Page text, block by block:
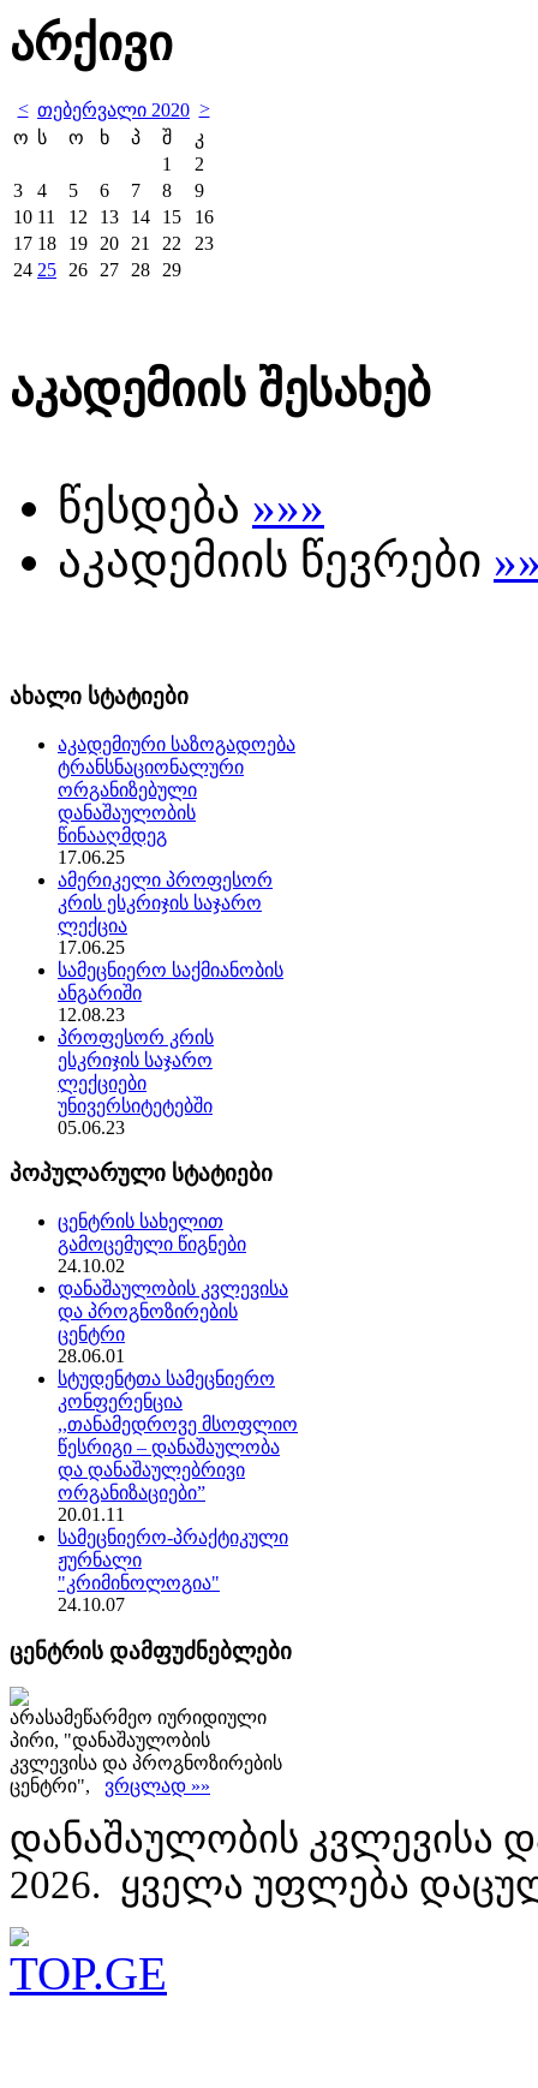
არქივი
< თებერვალი 2020 >
ო ს ო ხ პ შ
კ
1
2
3
4 5 6 7 8
9
10 11 12 13 14 15
16
17 18 19 20 21 22
23
24 25 26 27 28 29
აკადემიის შესახებ
წესდება »»»
აკადემიის წევრები
ახალი სტატიები
აკადემიური საზოგადოება
ტრანსნაციონალური
ორგანიზებული
დანაშაულობის
წინააღმდეგ
17.06.25
ამერიკელი პროფესორ
კრის ესკრიჯის საჯარო
ლექცია
17.06.25
სამეცნიერო საქმიანობის
ანგარიში
12.08.23
პროფესორ კრის
ესკრიჯის საჯარო
ლექციები
უნივერსიტეტებში
05.06.23
პოპულარული სტატიები
ცენტრის სახელით
გამოცემული წიგნები
24.10.02
დანაშაულობის კვლევისა
და პროგნოზირების
ცენტრი
28.06.01
სტუდენტთა სამეცნიერო
კონფერენცია
,,თანამედროვე მსოფლიო
წესრიგი – დანაშაულობა
და დანაშაულებრივი
ორგანიზაციები”
20.01.11
სამეცნიერო-პრაქტიკული
ჟურნალი
"კრიმინოლოგია"
24.10.07
ცენტრის დამფუძნებლები
არასამეწარმეო იურიდიული
პირი, "დანაშაულობის
კვლევისა და პროგნოზირების
ცენტრი", ვრცლად »»
დანაშაულობის კვლევისა
2026. ყველა უფლება